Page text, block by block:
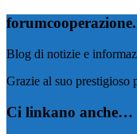
Blog di notizie e
Grazie al suo
Ci linkano anche…